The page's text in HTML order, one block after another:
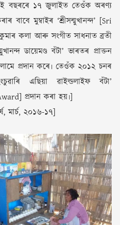
বছৰৰে ১৭ জুলাইত তেওঁক অৰণ্য
বাবে মুম্বাইৰ ‘শ্ৰীসন্মুখানন্দ’ [Sri
কলা আৰু সংগীত সাধনাত ব্ৰতী
ডায়েমণ্ড বঁটা’ ভাৰতৰ প্ৰাক্তন
প্ৰদান কৰে৷ তেওঁক ২০১২ চনৰ
এছিয়া ৱাইল্ডলাইফ বঁটা’
প্ৰদান কৰা হয়৷]
মাৰ্চ, ২০১৬-১৭]